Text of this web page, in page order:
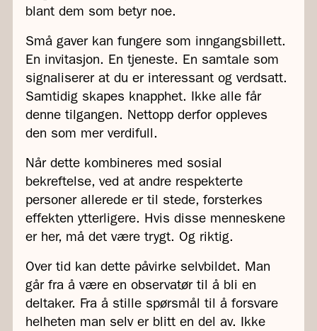
blant dem som betyr noe.
Små gaver kan fungere som inngangsbillett.
En invitasjon. En tjeneste. En samtale som
signaliserer at du er interessant og verdsatt.
Samtidig skapes knapphet. Ikke alle får
denne tilgangen. Nettopp derfor oppleves
den som mer verdifull.
Når dette kombineres med sosial
bekreftelse, ved at andre respekterte
personer allerede er til stede, forsterkes
effekten ytterligere. Hvis disse menneskene
er her, må det være trygt. Og riktig.
Over tid kan dette påvirke selvbildet. Man
går fra å være en observatør til å bli en
deltaker. Fra å stille spørsmål til å forsvare
helheten man selv er blitt en del av. Ikke